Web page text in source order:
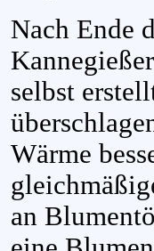
Nach Ende
selbst
Wärme
an